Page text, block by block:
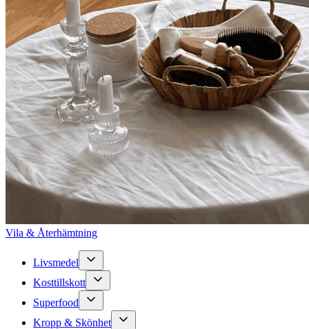
Vila & Återhämtning
Livsmedel
Kosttillskott
Superfood
Kropp & Skönhet